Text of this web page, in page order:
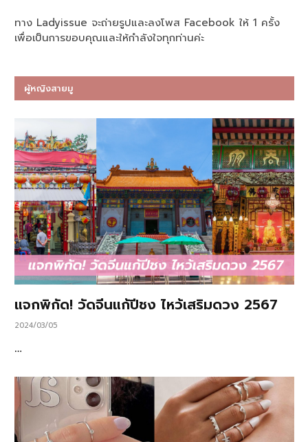
ทาง Ladyissue จะถ่ายรูปและลงโพส Facebook ให้ 1 ครั้ง
เพื่อเป็นการขอบคุณและให้กำลังใจทุกท่านค่ะ
ผู้หญิงสายมู
แจกพิกัด! วัดจีนแก้ปีชง ไหว้เสริมดวง 2567
2024/03/05
…